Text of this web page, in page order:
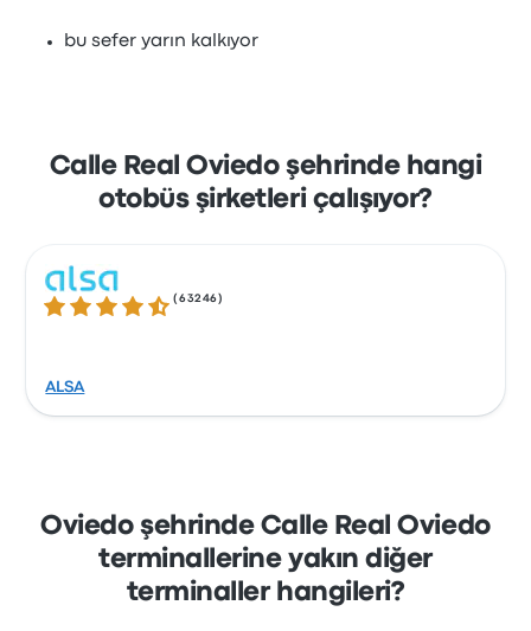
bu sefer yarın kalkıyor
Calle Real Oviedo şehrinde hangi
otobüs şirketleri çalışıyor?
4.3 üzerinden 5 yıldız
(63246 )
ALSA
Oviedo şehrinde Calle Real Oviedo
terminallerine yakın diğer
terminaller hangileri?